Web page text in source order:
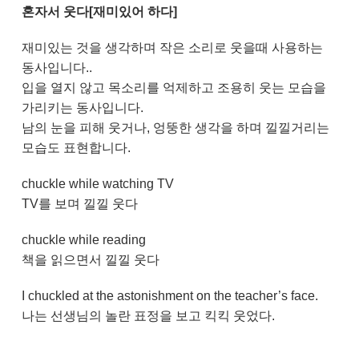
혼자서 웃다[재미있어 하다]
재미있는 것을 생각하며 작은 소리로 웃을때 사용하는
동사입니다..
입을 열지 않고 목소리를 억제하고 조용히 웃는 모습을
가리키는 동사입니다.
남의 눈을 피해 웃거나, 엉뚱한 생각을 하며 낄낄거리는
모습도 표현합니다.
chuckle while watching TV
TV를 보며 낄낄 웃다
chuckle while reading
책을 읽으면서 낄낄 웃다
I chuckled at the astonishment on the teacher’s face.
나는 선생님의 놀란 표정을 보고 킥킥 웃었다.